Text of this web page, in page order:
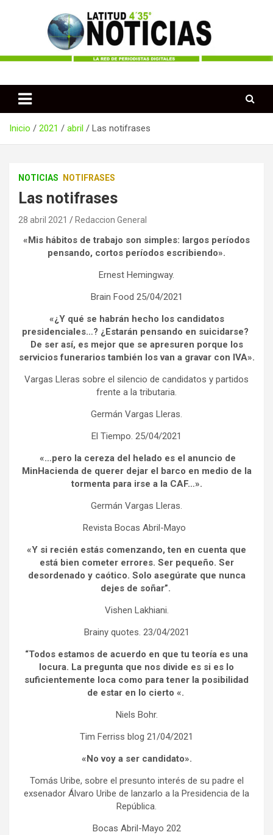
Latitud 435 Noticias
Inicio 2021 abril Las notifrases
NOTICIAS NOTIFRASES
Las notifrases
28 abril 2021 Redaccion General
«Mis hábitos de trabajo son simples: largos períodos
pensando, cortos períodos escribiendo».
Ernest Hemingway.
Brain Food 25/04/2021
«¿Y qué se habrán hecho los candidatos
presidenciales…? ¿Estarán pensando en suicidarse?
De ser así, es mejor que se apresuren porque los
servicios funerarios también los van a gravar con IVA».
Vargas Lleras sobre el silencio de candidatos y partidos
frente a la tributaria.
Germán Vargas Lleras.
El Tiempo. 25/04/2021
«…pero la cereza del helado es el anuncio de
MinHacienda de querer dejar el barco en medio de la
tormenta para irse a la CAF…».
Germán Vargas Lleras.
Revista Bocas Abril-Mayo
«Y si recién estás comenzando, ten en cuenta que
está bien cometer errores. Ser pequeño. Ser
desordenado y caótico. Solo asegúrate que nunca
dejes de soñar”.
Vishen Lakhiani.
Brainy quotes. 23/04/2021
“Todos estamos de acuerdo en que tu teoría es una
locura. La pregunta que nos divide es si es lo
suficientemente loca como para tener la posibilidad
de estar en lo cierto «.
Niels Bohr.
Tim Ferriss blog 21/04/2021
«No voy a ser candidato».
Tomás Uribe, sobre el presunto interés de su padre el
exsenador Álvaro Uribe de lanzarlo a la Presidencia de la
República.
Bocas Abril-Mayo 202